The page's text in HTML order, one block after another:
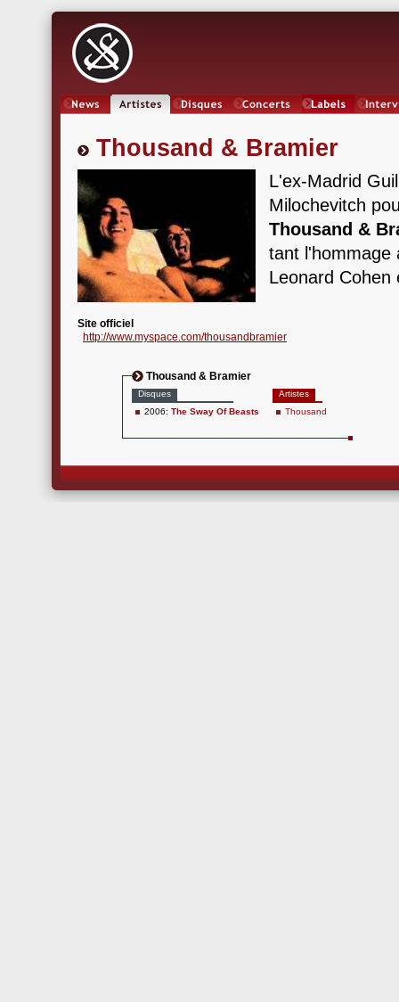
Thousand & Bramier
L'ex-Madrid
Milochevitch
Thousand &
tant l'hommage
Leonard Cohen
Site officiel
http://www.myspace.com/thousandbramier
Thousand & Bramier
Disques
2006: The Sway Of Beasts
Artistes
Thousand